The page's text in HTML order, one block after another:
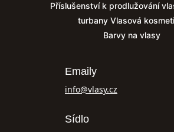
Příslušenství k prodlužování
turbany Vlasová
Barvy na vlasy
Emaily
info@vlasy.cz
Sídlo